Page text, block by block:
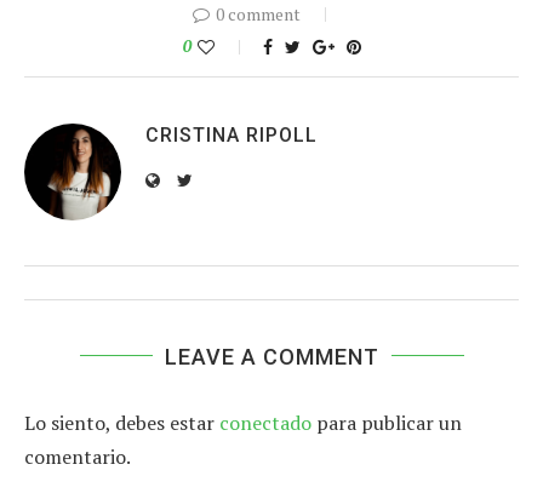
0 comment
0
CRISTINA RIPOLL
LEAVE A COMMENT
Lo siento, debes estar conectado para publicar un
comentario.